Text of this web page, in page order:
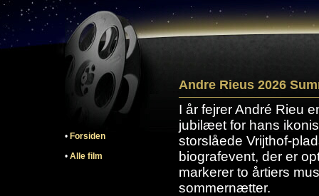
• Forsiden
• Alle film
Andre Rieus 2026
I år fejrer André Rieu
jubilæet for hans
storslåede Vrijthof-
biografevent, der er
markerer to årtiers
sommernætter.